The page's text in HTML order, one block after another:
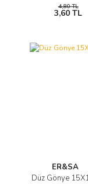
4,80 TL
3,60 TL
ER&SA
Düz Gönye